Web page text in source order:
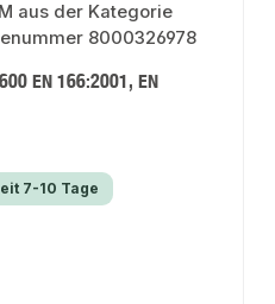
EN 166:2001, EN
7-10 Tage